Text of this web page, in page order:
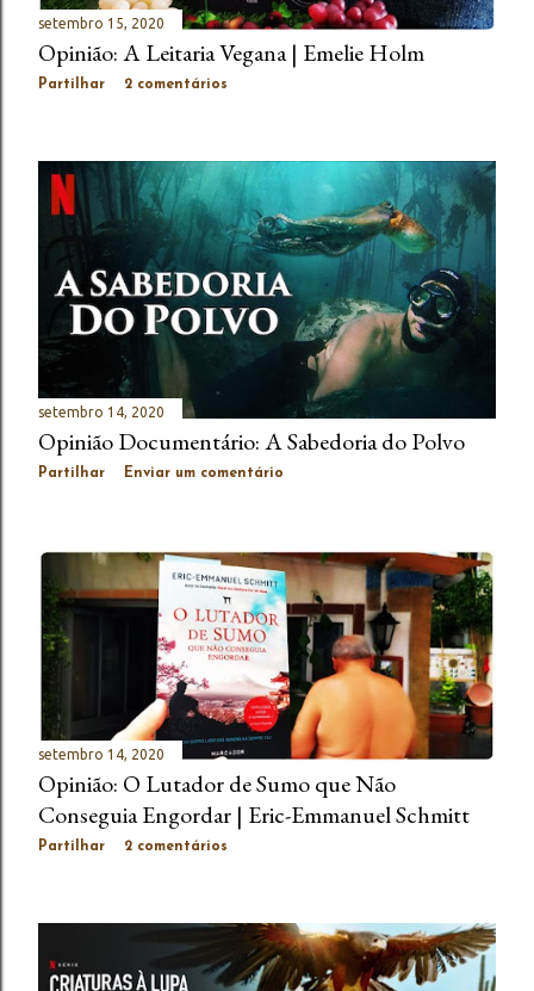
setembro 15, 2020
Opinião: A Leitaria Vegana | Emelie Holm
Partilhar 2 comentários
setembro 14, 2020
Opinião Documentário: A Sabedoria do Polvo
Partilhar Enviar um comentário
setembro 14, 2020
Opinião: O Lutador de Sumo que Não
Conseguia Engordar | Eric-Emmanuel Schmitt
Partilhar 2 comentários